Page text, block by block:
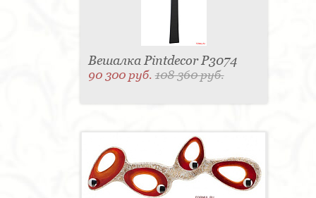
Вешалка Pintdecor P3074
90 300 руб.108 360 руб.